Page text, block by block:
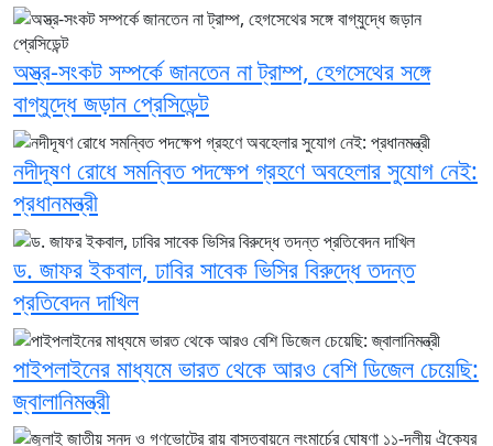
অস্ত্র-সংকট সম্পর্কে জানতেন না ট্রাম্প, হেগসেথের সঙ্গে
বাগ্‌যুদ্ধে জড়ান প্রেসিডেন্ট
নদীদূষণ রোধে সমন্বিত পদক্ষেপ গ্রহণে অবহেলার সুযোগ নেই:
প্রধানমন্ত্রী
ড. জাফর ইকবাল, ঢাবির সাবেক ভিসির বিরুদ্ধে তদন্ত
প্রতিবেদন দাখিল
পাইপলাইনের মাধ্যমে ভারত থেকে আরও বেশি ডিজেল চেয়েছি:
জ্বালানিমন্ত্রী